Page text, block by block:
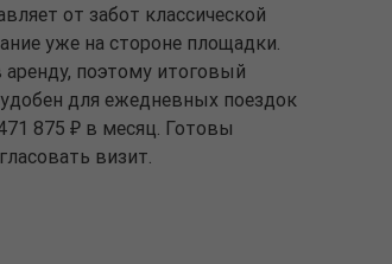
от забот классической
уже на стороне площадки.
поэтому итоговый
для ежедневных поездок
875 ₽ в месяц. Готовы
визит.